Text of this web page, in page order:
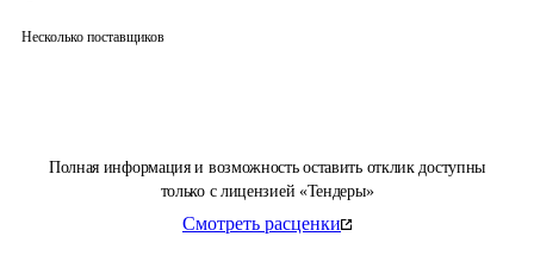
Полная информация и возможность оставить отклик доступны
только с лицензией «Тендеры»
Смотреть расценки
Несколько поставщиков